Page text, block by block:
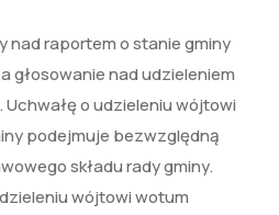
nad raportem o stanie gminy
głosowanie nad udzieleniem
o udzieleniu wójtowi
podejmuje bezwzględną
składu rady gminy.
wójtowi wotum